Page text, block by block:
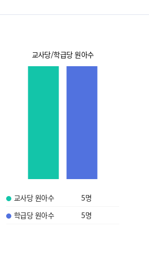
교사당/학급당 원아수
교사당 원아수 5명
학급당 원아수
5명